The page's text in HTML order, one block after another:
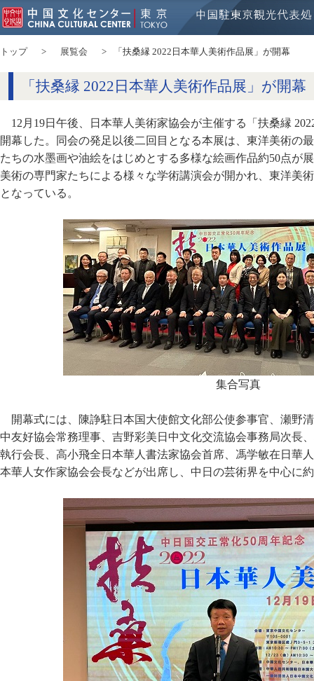
トップ 展覧会 「扶桑縁 2022日本華人美術作品展」が開幕
「扶桑縁 2022日本華人美術作品展」が開幕
12月19日午後、日本華人美術家協会が主催する「扶桑縁
開幕した。同会の発足以後二回目となる本展は、東洋美術の
たちの水墨画や油絵をはじめとする多様な絵画作品約50点が
美術の専門家たちによる様々な学術講演会が開かれ、東洋美
となっている。
集合写真
開幕式には、陳諍駐日本国大使館文化部公使参事官、瀬野
中友好協会常務理事、吉野彩美日中文化交流協会事務局次長
執行会長、高小飛全日本華人書法家協会首席、馮学敏在日華
本華人女作家協会会長などが出席し、中日の芸術界を中心に